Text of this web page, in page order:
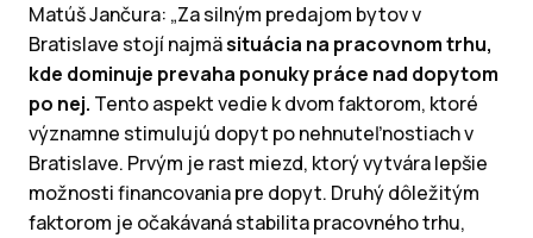
Matúš Jančura: „Za silným predajom bytov v
Bratislave stojí najmäsituácia na pracovnom trhu,
kde dominuje prevaha ponuky práce nad dopytom
po nej. Tento aspekt vedie k dvom faktorom, ktoré
významne stimulujú dopyt po nehnuteľnostiach v
Bratislave. Prvým je rast miezd, ktorý vytvára lepšie
možnosti financovania pre dopyt. Druhý dôležitým
faktorom je očakávaná stabilita pracovného trhu,